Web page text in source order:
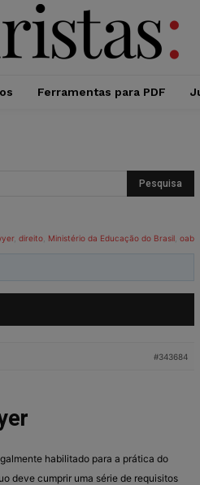
Ferramentas para PDF
, direito Ministério da Educação do Brasil oab
#343684
habilitado para a prática do
deve cumprir uma série de requisitos